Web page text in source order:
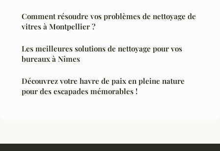
Comment résoudre vos problèmes de nettoyage de
vitres à Montpellier ?
Les meilleures solutions de nettoyage pour vos
bureaux à Nîmes
Découvrez votre havre de paix en pleine nature
pour des escapades mémorables !